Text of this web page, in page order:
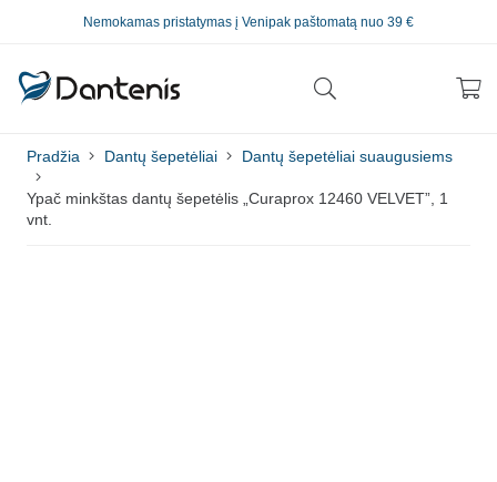
Nemokamas pristatymas į Venipak paštomatą nuo 39 €
Pradžia Dantų šepetėliai Dantų šepetėliai suaugusiems
Ypač minkštas dantų šepetėlis „Curaprox 12460 VELVET”, 1
vnt.